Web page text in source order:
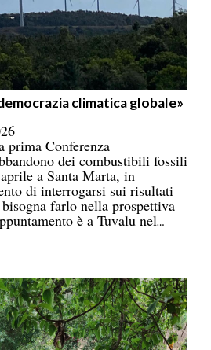
climatica globale»
prima Conferenza
dei combustibili fossili
a Santa Marta, in
di interrogarsi sui risultati
farlo nella prospettiva
è a Tuvalu nel